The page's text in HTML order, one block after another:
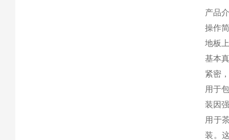
产品
操作
地板
基本
紧密
用于
装因
用于
装。